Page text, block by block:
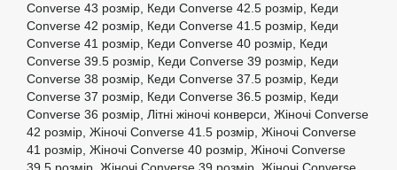
Converse 43 розмір, Кеди Converse 42.5 розмір, Кеди
Converse 42 розмір, Кеди Converse 41.5 розмір, Кеди
Converse 41 розмір, Кеди Converse 40 розмір, Кеди
Converse 39.5 розмір, Кеди Converse 39 розмір, Кеди
Converse 38 розмір, Кеди Converse 37.5 розмір, Кеди
Converse 37 розмір, Кеди Converse 36.5 розмір, Кеди
Converse 36 розмір, Літні жіночі конверси, Жіночі Converse
42 розмір, Жіночі Converse 41.5 розмір, Жіночі Converse
41 розмір, Жіночі Converse 40 розмір, Жіночі Converse